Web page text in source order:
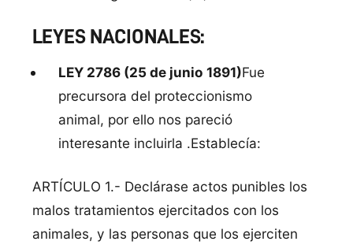
LEYES NACIONALES:
LEY 2786 (25 de junio 1891)Fue
precursora del proteccionismo
animal, por ello nos pareció
interesante incluirla .Establecía:
ARTÍCULO 1.- Declárase actos punibles los
malos tratamientos ejercitados con los
animales, y las personas que los ejerciten